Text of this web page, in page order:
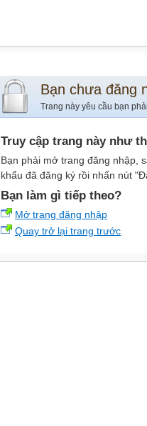
Bạn chưa đăng
Trang này yêu cầu bạn
Truy cập trang này như
Bạn phải mở trang đăng nhập,
khẩu đã đăng ký rồi nhấn nút
Bạn làm gì tiếp theo?
Mở trang đăng nhập
Quay trở lại trang trước